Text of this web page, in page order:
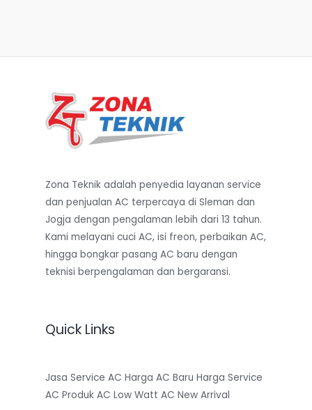
Zona Teknik adalah penyedia layanan service
dan penjualan AC terpercaya di Sleman dan
Jogja dengan pengalaman lebih dari 13 tahun.
Kami melayani cuci AC, isi freon, perbaikan AC,
hingga bongkar pasang AC baru dengan
teknisi berpengalaman dan bergaransi.
Quick Links
Jasa Service AC Harga AC Baru Harga Service
AC Produk AC Low Watt AC New Arrival